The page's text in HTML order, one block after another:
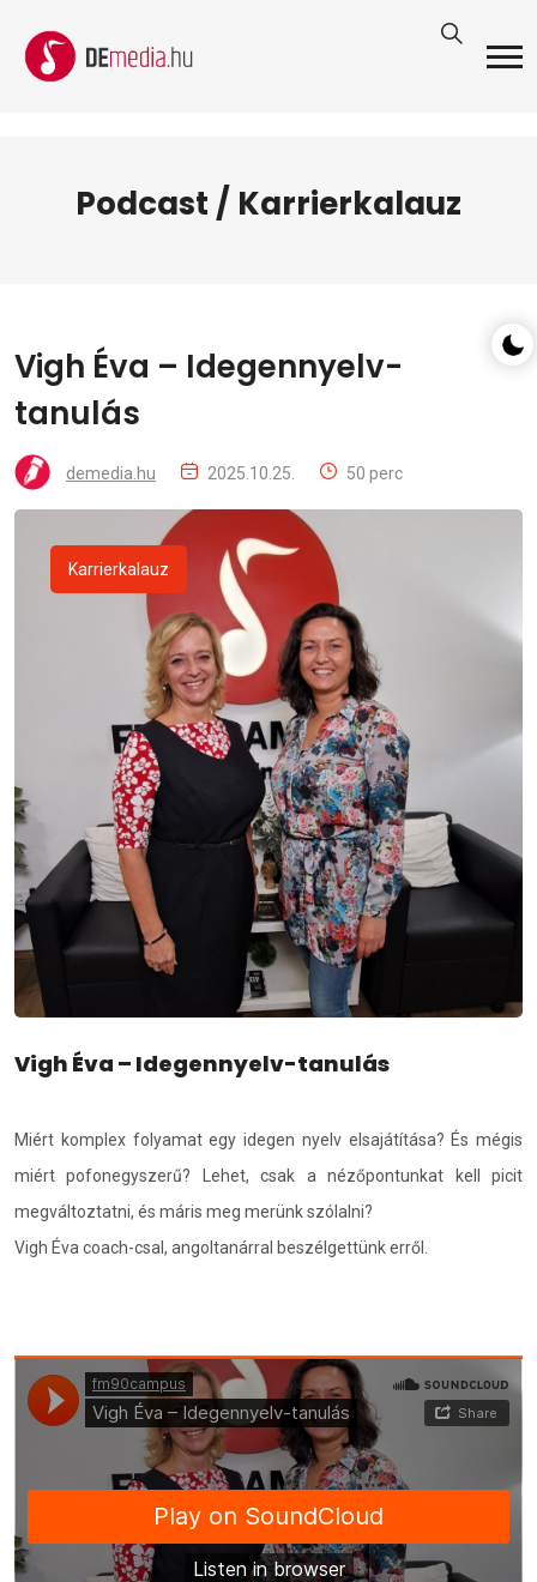
Podcast / Karrierkalauz
Vigh Éva – Idegennyelv-
tanulás
demedia.hu 2025.10.25. 50 perc
Karrierkalauz
Vigh Éva – Idegennyelv-tanulás
Miért komplex folyamat egy idegen nyelv elsajátítása? És mégis
miért pofonegyszerű? Lehet, csak a nézőpontunkat kell picit
megváltoztatni, és máris meg merünk szólalni?
Vigh Éva coach-csal, angoltanárral beszélgettünk erről.